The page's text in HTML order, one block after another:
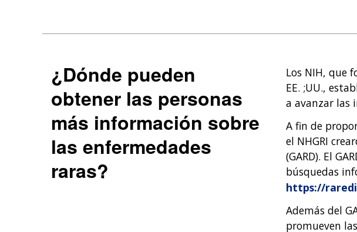
¿Dónde pueden
obtener las personas
más información sobre
las enfermedades
raras?
Los NIH, que
EE. ;UU.,
a avanzar las
A fin de
el NHGRI
(GARD). El
búsquedas
https://
Además del
promueven